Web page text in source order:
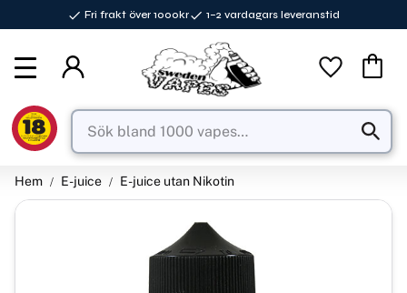
Fri frakt över 1000kr 1–2 vardagars leveranstid
Favoriter
Hem E-juice E-juice utan Nikotin